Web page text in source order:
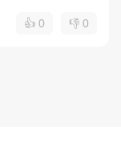
👍 0 👎 0